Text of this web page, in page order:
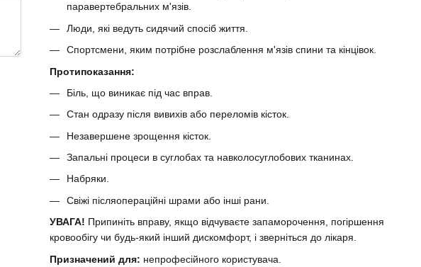
паравертебральних м'язів.
Люди, які ведуть сидячий спосіб життя.
Спортсмени, яким потрібне розслаблення м'язів спини та кінцівок.
Протипоказання:
Біль, що виникає під час вправ.
Стан одразу після вивихів або переломів кісток.
Незавершене зрощення кісток.
Запальні процеси в суглобах та навколосуглобових тканинах.
Набряки.
Свіжі післяопераційні шрами або інші рани.
УВАГА! Припиніть вправу, якщо відчуваєте запаморочення, погіршення
кровообігу чи будь-який інший дискомфорт, і зверніться до лікаря.
Призначений для: непрофесійного користувача.